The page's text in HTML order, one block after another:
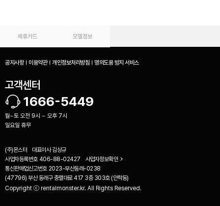
제휴카드 모델정보
공지사항 이용약관 개인정보처리방침 명의도용 방지 서비스
고객센터
1666-5449
월~토 오전 9시 ~ 오후 7시
일요일 휴무
(주)몬스터 대표이사 김상규
사업자등록번호 406-88-02427
사업자정보확인
통신판매업신고번호 2023-부산동래-0238
(47796) 부산 동래구 충렬대로 417 3층 303호 (안락동)
Copyright ⓒ rentalmonster.kr. All Rights Reserved.